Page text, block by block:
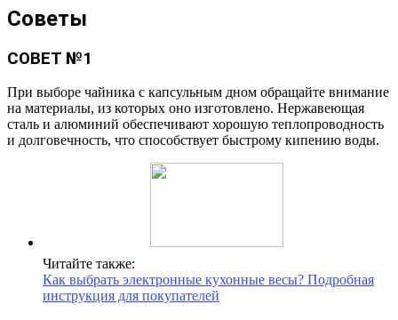
Советы
СОВЕТ №1
При выборе чайника с капсульным дном обращайте внимание
на материалы, из которых оно изготовлено. Нержавеющая
сталь и алюминий обеспечивают хорошую теплопроводность
и долговечность, что способствует быстрому кипению воды.
Читайте также:
Как выбрать электронные кухонные весы? Подробная
инструкция для покупателей